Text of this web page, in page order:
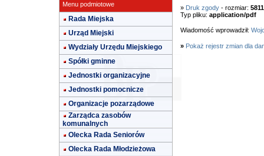
Menu podmiotowe
Rada Miejska
Urząd Miejski
Wydziały Urzędu Miejskiego
Spółki gminne
Jednostki organizacyjne
Jednostki pomocnicze
Organizacje pozarządowe
Zarządca zasobów
komunalnych
Olecka Rada Seniorów
Olecka Rada Młodzieżowa
» Druk zgody- rozmiar:
Typ pliku: application/pdf
Wiadomość wprowadził:
» Pokaż rejestr zmian dla